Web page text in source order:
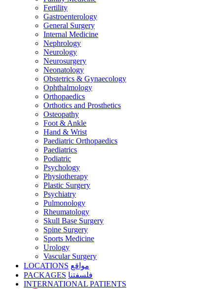
Fertility
Gastroenterology
General Surgery
Internal Medicine
Nephrology
Neurology
Neurosurgery
Neonatology
Obstetrics & Gynaecology
Ophthalmology
Orthopaedics
Orthotics and Prosthetics
Osteopathy
Foot & Ankle
Hand & Wrist
Paediatric Orthopaedics
Paediatrics
Podiatric
Psychology
Physiotherapy
Plastic Surgery
Psychiatry
Pulmonology
Rheumatology
Skull Base Surgery
Spine Surgery
Sports Medicine
Urology
Vascular Surgery
LOCATIONS مواقع
PACKAGES فلسفتنا
INTERNATIONAL PATIENTS